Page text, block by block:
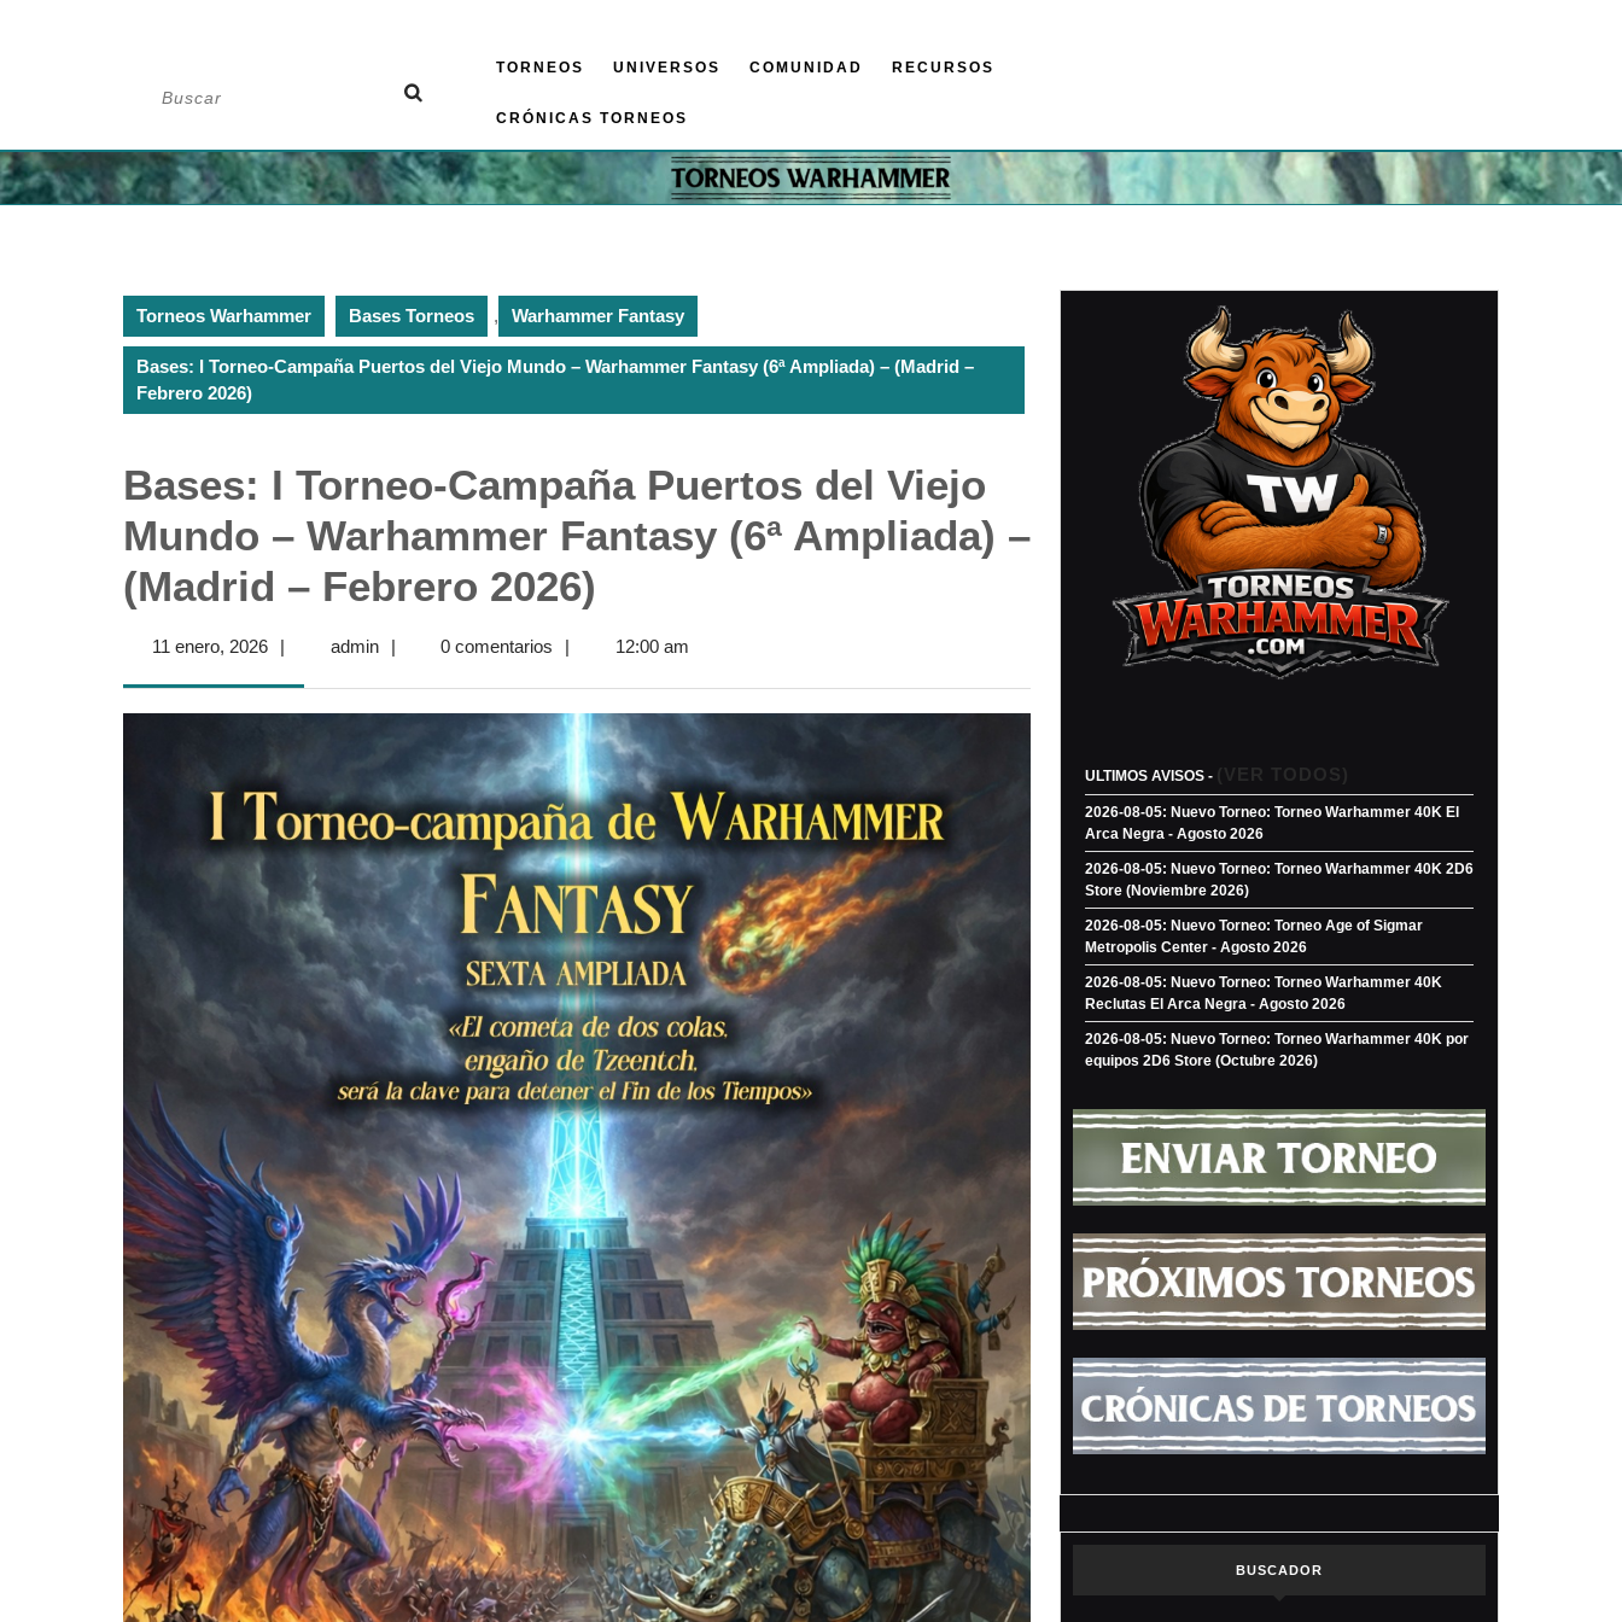
TORNEOS UNIVERSOS COMUNIDAD RECURSOS
CRÓNICAS TORNEOS
Torneos Warhammer Bases Torneos , Warhammer Fantasy
Bases: I Torneo-Campaña Puertos del Viejo Mundo – Warhammer Fantasy (6ª Ampliada) – (Madrid –
Febrero 2026)
Bases: I Torneo-Campaña Puertos del Viejo
Mundo – Warhammer Fantasy (6ª Ampliada) –
(Madrid – Febrero 2026)
11 enero, 202611| adminadmin
| 0 comentarios | 12:00 am
ULTIMOS AVISOS - (VER TODOS)
2026-08-05: Nuevo Torneo: Torneo Warhammer 40K El
Arca Negra - Agosto 2026
2026-08-05: Nuevo Torneo: Torneo Warhammer 40K 2D6
Store (Noviembre 2026)
2026-08-05: Nuevo Torneo: Torneo Age of Sigmar
Metropolis Center - Agosto 2026
2026-08-05: Nuevo Torneo: Torneo Warhammer 40K
Reclutas El Arca Negra - Agosto 2026
2026-08-05: Nuevo Torneo: Torneo Warhammer 40K por
equipos 2D6 Store (Octubre 2026)
BUSCADOR